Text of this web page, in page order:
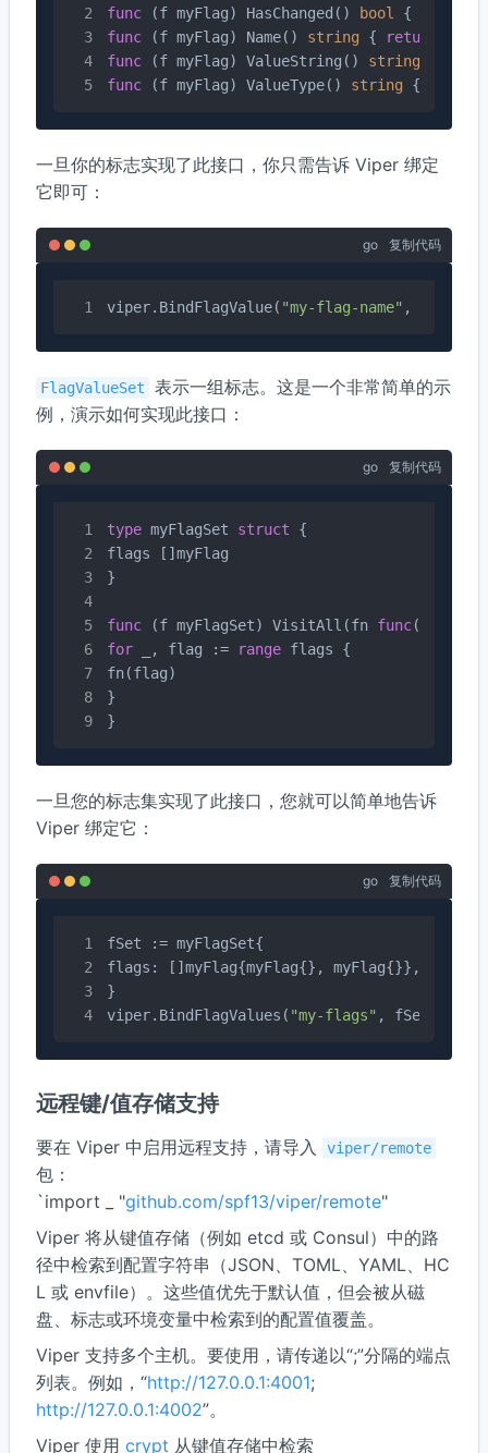
func
(f myFlag) HasChanged() bool {
func
(f myFlag) Name() string { return
func
(f myFlag) ValueString() string
func
(f myFlag) ValueType() string {
一旦你的标志实现了此接口，你只需告诉 Viper 绑定
它即可：
go 复制代码
viper.BindFlagValue( "my-flag-name" ,
FlagValueSet
表示一组标志。这是一个非常简单的示
例，演示如何实现此接口：
go 复制代码
type myFlagSet struct {
flags []myFlag
}
func (f myFlagSet) VisitAll(fn func
for _, flag := range flags {
fn(flag)
}
}
一旦您的标志集实现了此接口，您就可以简单地告诉
Viper 绑定它：
go 复制代码
fSet := myFlagSet{
flags: []myFlag{myFlag{}, myFlag{}},
}
viper.BindFlagValues( "my-flags" , fSet)
远程键/值存储支持
要在 Viper 中启用远程支持，请导入 viper/remote
包：
`import _ "github.com/spf13/viper/remote"
Viper 将从键值存储（例如 etcd 或 Consul）中的路
径中检索到配置字符串（JSON、TOML、YAML、HC
L 或 envfile）。这些值优先于默认值，但会被从磁
盘、标志或环境变量中检索到的配置值覆盖。
Viper 支持多个主机。要使用，请传递以“;”分隔的端点
列表。例如，“http://127.0.0.1:4001;
http://127.0.0.1:4002”。
Viper 使用 crypt 从键值存储中检索